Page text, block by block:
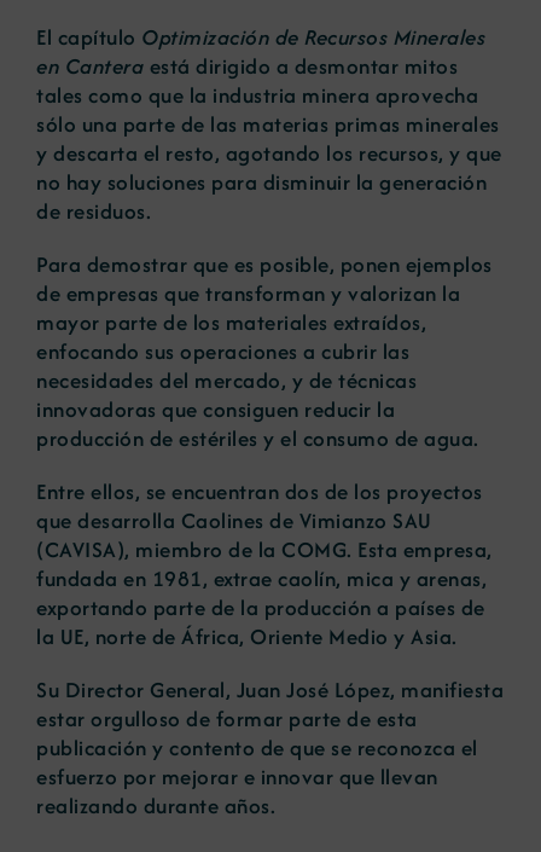
El capítulo Optimización de Recursos Minerales
en Cantera está dirigido a desmontar mitos
tales como que la industria minera aprovecha
sólo una parte de las materias primas minerales
y descarta el resto, agotando los recursos, y que
no hay soluciones para disminuir la generación
de residuos.
Para demostrar que es posible, ponen ejemplos
de empresas que transforman y valorizan la
mayor parte de los materiales extraídos,
enfocando sus operaciones a cubrir las
necesidades del mercado, y de técnicas
innovadoras que consiguen reducir la
producción de estériles y el consumo de agua.
Entre ellos, se encuentran dos de los proyectos
que desarrolla Caolines de Vimianzo SAU
(CAVISA), miembro de la COMG. Esta empresa,
fundada en 1981, extrae caolín, mica y arenas,
exportando parte de la producción a países de
la UE, norte de África, Oriente Medio y Asia.
Su Director General, Juan José López, manifiesta
estar orgulloso de formar parte de esta
publicación y contento de que se reconozca el
esfuerzo por mejorar e innovar que llevan
realizando durante años.